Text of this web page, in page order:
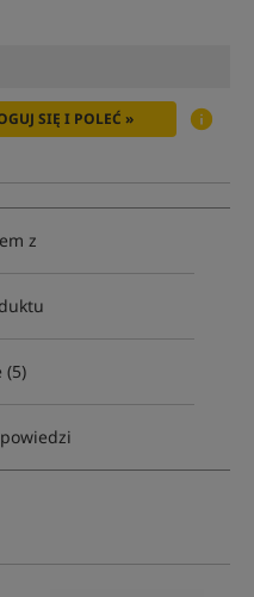
SIĘ I POLEĆ »
z
(5)